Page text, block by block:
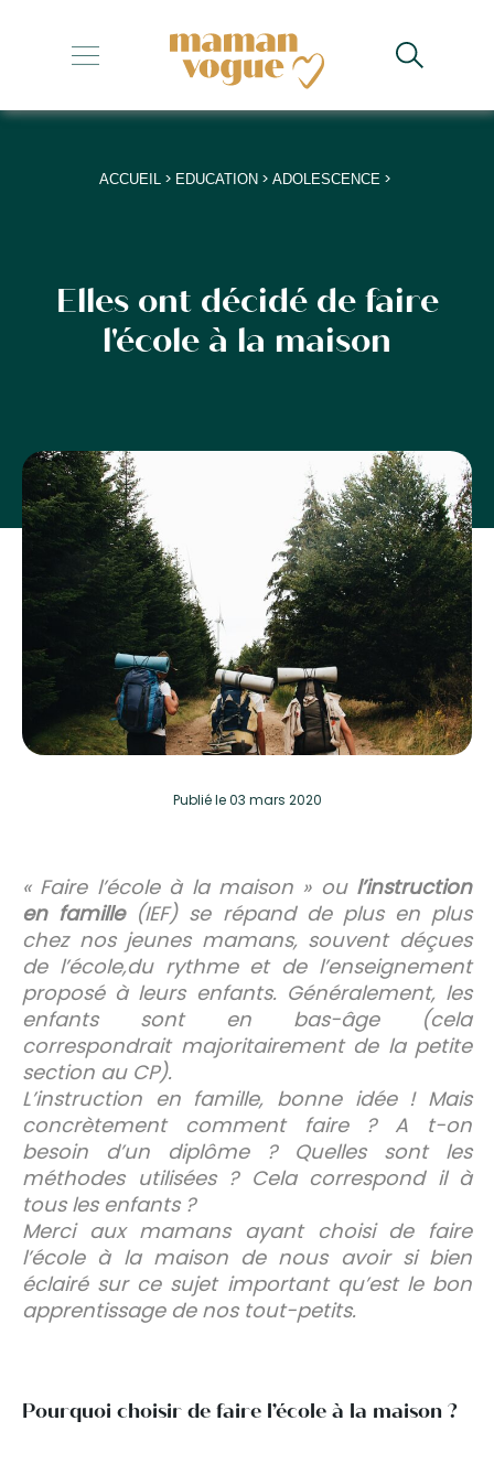
+
+
+
+
ACCUEIL > EDUCATION > ADOLESCENCE >
Elles ont décidé de faire
l'école à la maison
Publiéle 03 mars 2020
« Faire l’école à la maison » ou l’instruction
en famille(IEF) se répand de plus en plus
chez nos jeunes mamans, souvent déçues
de l’école,du rythme et de l’enseignement
proposé à leurs enfants. Généralement, les
enfants sont en bas-âge (cela
correspondrait majoritairement de la petite
section au CP).
L’instruction en famille, bonne idée ! Mais
concrètement comment faire ? A t-on
besoin d’un diplôme ? Quelles sont les
méthodes utilisées ? Cela correspond il à
tous les enfants ?
Merci aux mamans ayant choisi de faire
l’école à la maison de nous avoir si bien
éclairé sur ce sujet important qu’est le bon
apprentissage de nos tout-petits.
Pourquoi choisir de faire l’école à la maison ?